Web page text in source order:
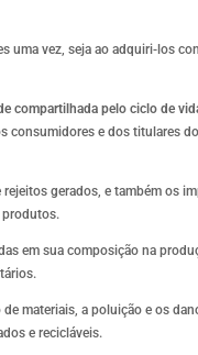
uma vez, seja ao adquiri-los
compartilhada pelo ciclo de
e dos titulares
gerados, e também os
produtos.
em sua composição na
materiais, a poluição e os
e recicláveis.